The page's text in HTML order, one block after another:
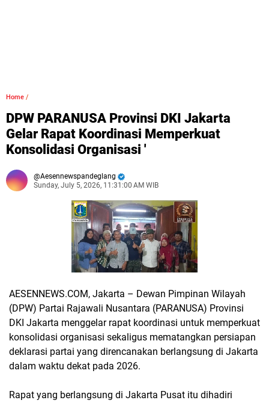
Home /
DPW PARANUSA Provinsi DKI Jakarta
Gelar Rapat Koordinasi Memperkuat
Konsolidasi Organisasi '
Aesennewspandeglang
Sunday, July 5, 2026, 11:31:00 AM WIB
AESENNEWS.COM, Jakarta – Dewan Pimpinan Wilayah
(DPW) Partai Rajawali Nusantara (PARANUSA) Provinsi
DKI Jakarta menggelar rapat koordinasi untuk memperkuat
konsolidasi organisasi sekaligus mematangkan persiapan
deklarasi partai yang direncanakan berlangsung di Jakarta
dalam waktu dekat pada 2026.
Rapat yang berlangsung di Jakarta Pusat itu dihadiri